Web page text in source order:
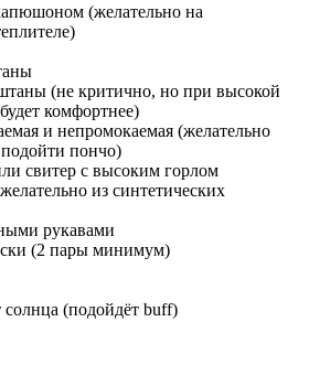
(желательно на
(не критично, но при высокой
комфортнее)
и непромокаемая (желательно
пончо)
свитер с высоким горлом
из синтетических
рукавами
(2 пары минимум)
(подойдёт buff)